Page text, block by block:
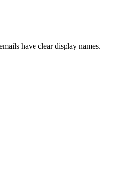
have clear display names.